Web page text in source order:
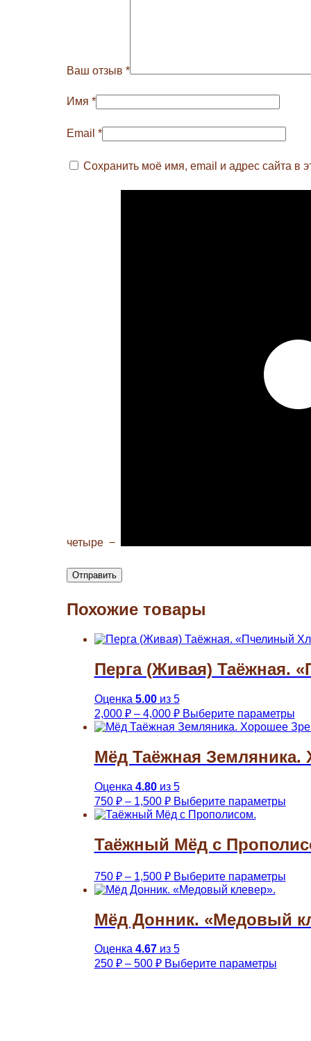
Ваш отзыв *
Имя *
Email *
Сохранить моё имя, email и адрес сайта в
четыре −
Похожие товары
Перга (Живая) Таёжная.
Оценка 5.00из 5
2,000 ₽ – 4,000 ₽Диапазон
цен:
–
4,000 ₽
Выберите параметры
Мёд Таёжная
Оценка 4.80из 5
750 ₽ – 1,500 ₽Диапазон
цен:
–
1,500 ₽
Выберите параметрыЭтот
Таёжный Мёд с
750 ₽ – 1,500 ₽Диапазон
цен:
–
1,500 ₽
Выберите параметрыЭтот
Мёд Донник. «Медовый
Оценка 4.67из 5
250 ₽ – 500 ₽Диапазон
Выберите параметрыЭтот